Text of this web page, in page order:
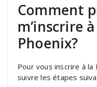
Comment
m’inscrire
Phoenix?
Pour vous inscrire à
suivre les étapes